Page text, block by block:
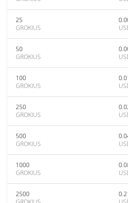
25
GROKIUS
50
GROKIUS
100
GROKIUS
250
GROKIUS
500
GROKIUS
1000
GROKIUS
2500